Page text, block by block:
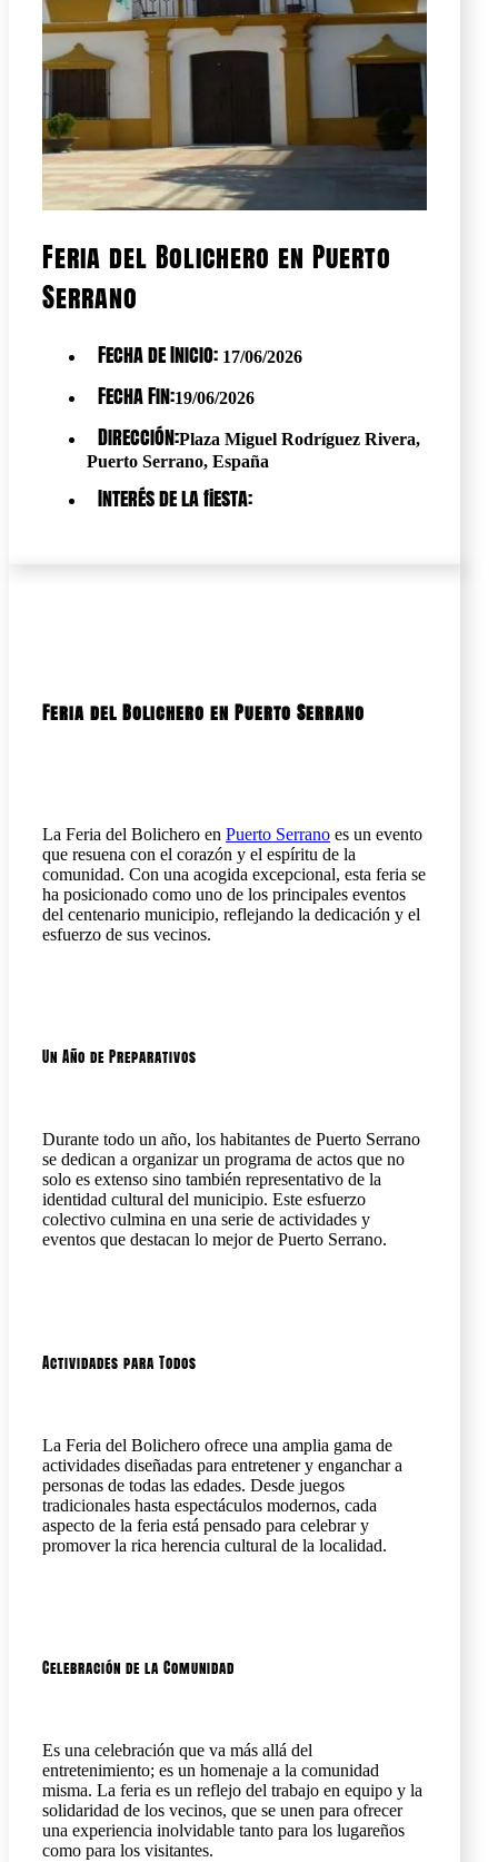
Feria del Bolichero en Puerto
Serrano
Fecha de Inicio: 17/06/2026
Fecha Fin:19/06/2026
Dirección:Plaza Miguel Rodríguez Rivera,
Puerto Serrano, España
Interés de la fiesta:
Feria del Bolichero en Puerto Serrano
La Feria del Bolichero en Puerto Serrano es un evento
que resuena con el corazón y el espíritu de la
comunidad. Con una acogida excepcional, esta feria se
ha posicionado como uno de los principales eventos
del centenario municipio, reflejando la dedicación y el
esfuerzo de sus vecinos.
Un Año de Preparativos
Durante todo un año, los habitantes de Puerto Serrano
se dedican a organizar un programa de actos que no
solo es extenso sino también representativo de la
identidad cultural del municipio. Este esfuerzo
colectivo culmina en una serie de actividades y
eventos que destacan lo mejor de Puerto Serrano.
Actividades para Todos
La Feria del Bolichero ofrece una amplia gama de
actividades diseñadas para entretener y enganchar a
personas de todas las edades. Desde juegos
tradicionales hasta espectáculos modernos, cada
aspecto de la feria está pensado para celebrar y
promover la rica herencia cultural de la localidad.
Celebración de la Comunidad
Es una celebración que va más allá del
entretenimiento; es un homenaje a la comunidad
misma. La feria es un reflejo del trabajo en equipo y la
solidaridad de los vecinos, que se unen para ofrecer
una experiencia inolvidable tanto para los lugareños
como para los visitantes.